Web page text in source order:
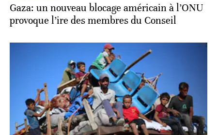
Gaza: un nouveau blocage américain à l’ONU
provoque l’ire des membres du Conseil